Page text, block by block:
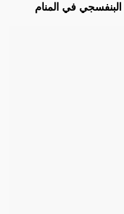
في المنام